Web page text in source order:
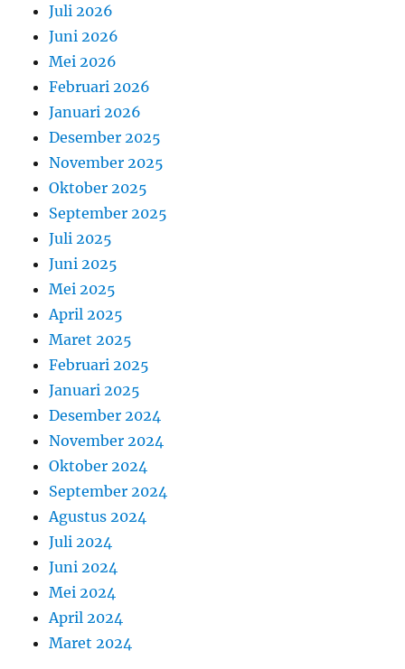
Juli 2026
Juni 2026
Mei 2026
Februari 2026
Januari 2026
Desember 2025
November 2025
Oktober 2025
September 2025
Juli 2025
Juni 2025
Mei 2025
April 2025
Maret 2025
Februari 2025
Januari 2025
Desember 2024
November 2024
Oktober 2024
September 2024
Agustus 2024
Juli 2024
Juni 2024
Mei 2024
April 2024
Maret 2024